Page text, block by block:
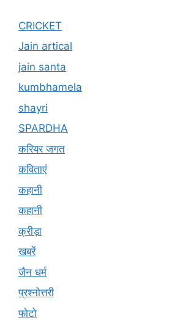
CRICKET
Jain artical
jain santa
kumbhamela
shayri
SPARDHA
करियर जगत
कविताएं
कहानी
कहानी
क्रीड़ा
खबरें
जैन धर्म
प्रश्नोत्तरी
फोटो